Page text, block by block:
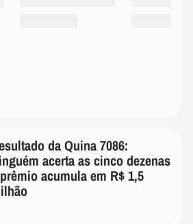
da Quina 7086:
acerta as cinco dezenas
acumula em R$ 1,5